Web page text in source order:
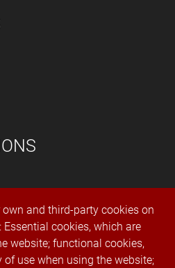
and third-party cookies on
cookies, which are
website; functional cookies,
use when using the website;